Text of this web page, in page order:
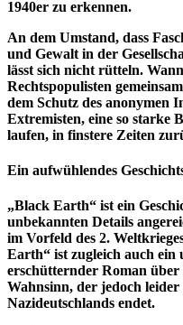
1940er zu erkennen.
An dem Umstand, dass
und Gewalt in der
lässt sich nicht rütteln.
Rechtspopulisten
dem Schutz des anonymen
Extremisten, eine so starke
laufen, in finstere Zeiten
Ein aufwühlendes
„Black Earth“ ist ein
unbekannten Details
im Vorfeld des 2.
Earth“ ist zugleich auch ein
erschütternder Roman
Wahnsinn, der jedoch
Nazideutschlands endet.